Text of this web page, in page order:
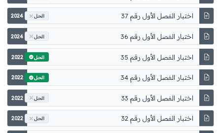
اختبار الفصل الأول رقم 37 2024 الحل
اختبار الفصل الأول رقم 36 2024 الحل
اختبار الفصل الأول رقم 35 2022 الحل
اختبار الفصل الأول رقم 34 2022 الحل
اختبار الفصل الأول رقم 33 2022 الحل
اختبار الفصل الأول رقم 32 2022 الحل